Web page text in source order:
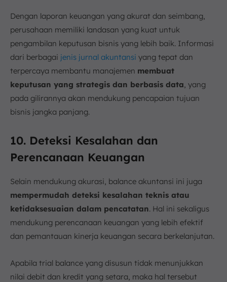
Dengan laporan keuangan yang akurat dan seimbang,
perusahaan memiliki landasan yang kuat untuk
pengambilan keputusan bisnis yang lebih baik. Informasi
dari berbagai jenis jurnal akuntansi yang tepat dan
terpercaya membantu manajemen membuat
keputusan yang strategis dan berbasis data, yang
pada gilirannya akan mendukung pencapaian tujuan
bisnis jangka panjang.
10. Deteksi Kesalahan dan
Perencanaan Keuangan
Selain mendukung akurasi, balance akuntansi ini juga
mempermudah deteksi kesalahan teknis atau
ketidaksesuaian dalam pencatatan. Hal ini sekaligus
mendukung perencanaan keuangan yang lebih efektif
dan pemantauan kinerja keuangan secara berkelanjutan.
Apabila trial balance yang disusun tidak menunjukkan
nilai debit dan kredit yang setara, maka hal tersebut